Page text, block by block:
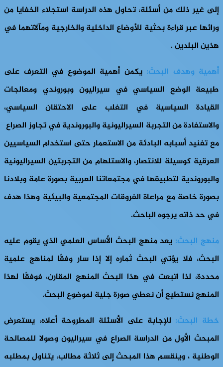
إلى غير ذلك من أسئلة، تحاول هذه الدراسة استجلاء الخفايا من
ورائها عبر قراءة بحثية للأوضاع الداخلية والخارجية ومآلاتهما في
هذين البلدين .
أهمية وهدف البحث: يكمن أهمية الموضوع في التعرف على
طبيعة الوضع السياسي في سيراليون وبوروندي ومعالجات
القيادة السياسية في التغلب على الاحتقان السياسي،
والاستفادة من التجربة السيراليونية والبوروندية في تجاوز الصراع
مع تفنيد أسبابه البادئة من الاستعمار حتى استخدام السياسيين
العرقية كوسيلة للانتصار، والاستلهام من التجربتين السيراليونية
والبوروندية لتطبيقها في مجتمعاتنا العربية بصورة عامة وبلادنا
بصورة خاصة مع مراعاة الفروقات المجتمعية والبيئية وهذا هدف
في حد ذاته يرجوه الباحث.
منهج البحث: يعد منهج البحث الأساس العلمي الذي يقوم عليه
البحث، فلا يؤتي البحث ثماره إلا إذا سار وفقًا لمناهج علمية
محددة، لذا اتبعت في هذا البحث المنهج المقارن، فوفقًا لهذا
المنهج نستطيع أن نعطي صورة جلية لموضوع البحث.
خطة البحث: للإجابة على الأسئلة المطروحة أعلاه، يستعرض
المبحث الأول من الدراسة الصراع في سيراليون وصولا للمصالحة
الوطنية ، وينقسم هذا المبحث إلى ثلاثة مطالب، يتناول بمطلبه